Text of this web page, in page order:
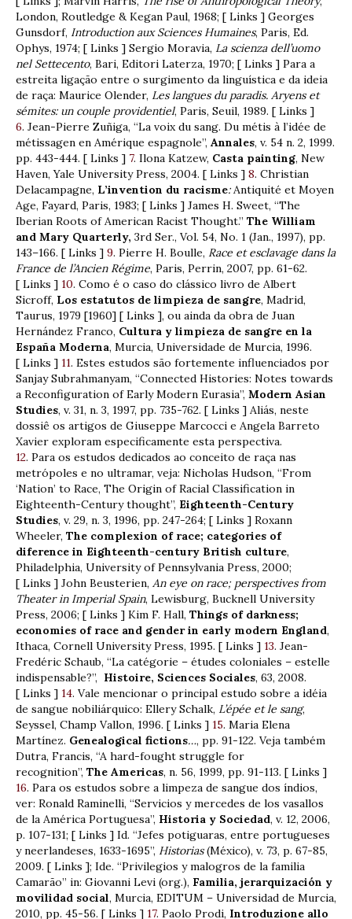
London, Routledge & Kegan Paul, 1968; [ Links ] Georges
Gunsdorf, Introduction aux Sciences Humaines, Paris, Ed.
Ophys, 1974; [ Links ] Sergio Moravia, La scienza dell’uomo
nel Settecento, Bari, Editori Laterza, 1970; [ Links ] Para a
estreita ligação entre o surgimento da linguística e da ideia
de raça: Maurice Olender, Les langues du paradis. Aryens et
sémites: un couple providentiel, Paris, Seuil, 1989. [ Links ]
6. Jean-Pierre Zuñiga, “La voix du sang. Du métis à l’idée de
métissagen en Amérique espagnole”, Annales, v. 54 n. 2, 1999.
pp. 443-444. [ Links ] 7. Ilona Katzew, Casta painting, New
Haven, Yale University Press, 2004. [ Links ] 8. Christian
Delacampagne, L’invention du racisme:Antiquité et Moyen
Age, Fayard, Paris, 1983; [ Links ] James H. Sweet, “The
Iberian Roots of American Racist Thought.” The William
and Mary Quarterly, 3rd Ser., Vol. 54, No. 1 (Jan., 1997), pp.
143–166. [ Links ] 9. Pierre H. Boulle, Race et esclavage dans la
France de l’Ancien Régime, Paris, Perrin, 2007, pp. 61-62.
[ Links ] 10. Como é o caso do clássico livro de Albert
Sicroff, Los estatutos de limpieza de sangre, Madrid,
Taurus, 1979 [1960] [ Links ], ou ainda da obra de Juan
Hernández Franco, Cultura y limpieza de sangre en la
España Moderna, Murcia, Universidade de Murcia, 1996.
[ Links ] 11. Estes estudos são fortemente influenciados por
Sanjay Subrahmanyam, “Connected Histories: Notes towards
a Reconfiguration of Early Modern Eurasia”, Modern Asian
Studies, v. 31, n. 3, 1997, pp. 735-762. [ Links ] Aliás, neste
dossiê os artigos de Giuseppe Marcocci e Angela Barreto
Xavier exploram especificamente esta perspectiva.
12. Para os estudos dedicados ao conceito de raça nas
metrópoles e no ultramar, veja: Nicholas Hudson, “From
‘Nation’ to Race, The Origin of Racial Classification in
Eighteenth-Century thought”, Eighteenth-Century
Studies, v. 29, n. 3, 1996, pp. 247-264; [ Links ] Roxann
Wheeler, The complexion of race; categories of
diference in Eighteenth-century British culture,
Philadelphia, University of Pennsylvania Press, 2000;
[ Links ] John Beusterien, An eye on race; perspectives from
Theater in Imperial Spain, Lewisburg, Bucknell University
Press, 2006; [ Links ] Kim F. Hall, Things of darkness;
economies of race and gender in early modern England,
Ithaca, Cornell University Press, 1995. [ Links ] 13. Jean-
Fredéric Schaub, “La catégorie – études coloniales – estelle
indispensable?”, Histoire, Sciences Sociales, 63, 2008.
[ Links ] 14. Vale mencionar o principal estudo sobre a idéia
de sangue nobiliárquico: Ellery Schalk, L’épée et le sang,
Seyssel, Champ Vallon, 1996. [ Links ] 15. Maria Elena
Martínez. Genealogical fictions…, pp. 91-122. Veja também
Dutra, Francis, “A hard-fought struggle for
recognition”, The Americas, n. 56, 1999, pp. 91-113. [ Links ]
16. Para os estudos sobre a limpeza de sangue dos índios,
ver: Ronald Raminelli, “Servicios y mercedes de los vasallos
de la América Portuguesa”, Historia y Sociedad, v. 12, 2006,
p. 107-131; [ Links ] Id. “Jefes potiguaras, entre portugueses
y neerlandeses, 1633-1695”, Historias(México), v. 73, p. 67-85,
2009. [ Links ]; Ide. “Privilegios y malogros de la familia
Camarão” in: Giovanni Levi (org.), Familia, jerarquización y
movilidad social, Murcia, EDITUM – Universidad de Murcia,
2010, pp. 45-56. [ Links ] 17. Paolo Prodi, Introduzione allo